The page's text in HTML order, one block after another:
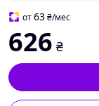
от63₴/мес
626 ₴